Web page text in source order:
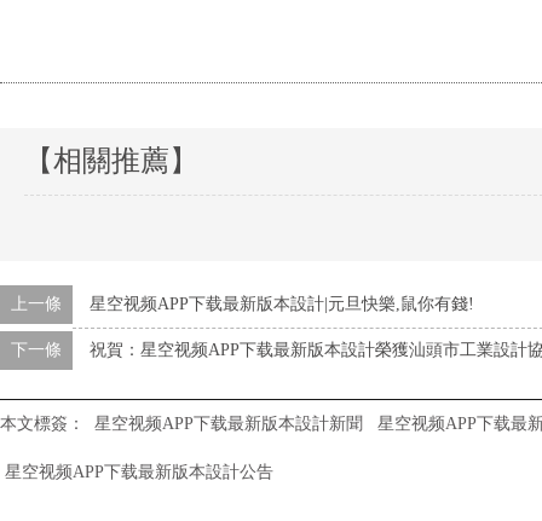
【相關推薦】
上一條 星空视频APP下载最新版本設計|元旦快樂,鼠你有錢!
下一條 祝賀：星空视频APP下载最新版本設計榮獲汕頭市工業設計
本文標簽： 星空视频APP下载最新版本設計新聞 星空视频APP下载最
星空视频APP下载最新版本設計公告